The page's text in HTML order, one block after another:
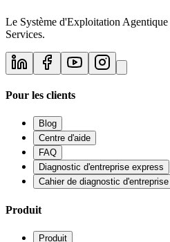
Le Système d'Exploitation
Services.
Pour les clients
Blog
Centre d'aide
FAQ
Diagnostic d'entreprise express
Cahier de diagnostic d'entreprise
Produit
Produit